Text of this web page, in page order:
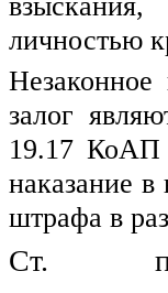
личностью
Незаконное
залог
19.17 КоАП
наказание
штрафа в
Ст.